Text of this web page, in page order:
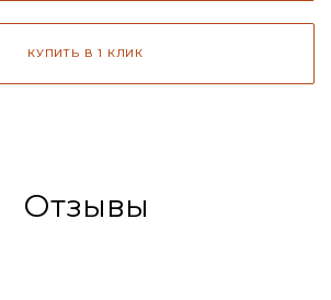
КУПИТЬ В 1 КЛИК
Отзывы